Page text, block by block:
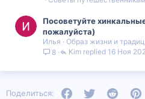
Посоветуйте
пожалуйста)
Илья
Образ жизни и
8
16 Ноя
Kim
Поделиться: FacebookTwitter Reddit